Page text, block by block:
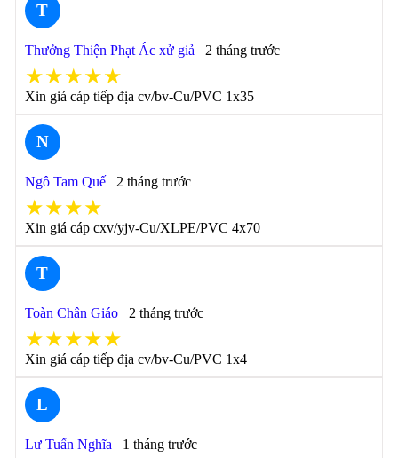
T
Thưởng Thiện Phạt Ác xử giả 2 tháng trước
★★★★★
Xin giá cáp tiếp địa cv/bv-Cu/PVC 1x35
N
Ngô Tam Quế 2 tháng trước
★★★★
Xin giá cáp cxv/yjv-Cu/XLPE/PVC 4x70
T
Toàn Chân Giáo 2 tháng trước
★★★★★
Xin giá cáp tiếp địa cv/bv-Cu/PVC 1x4
L
Lư Tuấn Nghĩa 1 tháng trước